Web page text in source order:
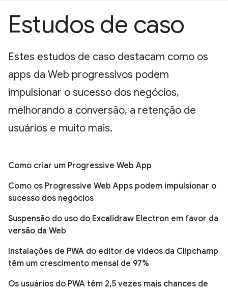
Estudos de caso
Estes estudos de caso destacam como os
apps da Web progressivos podem
impulsionar o sucesso dos negócios,
melhorando a conversão, a retenção de
usuários e muito mais.
Como criar um Progressive Web App
Como os Progressive Web Apps podem impulsionar o
sucesso dos negócios
Suspensão do uso do Excalidraw Electron em favor da
versão da Web
Instalações de PWA do editor de vídeos da Clipchamp
têm um crescimento mensal de 97%
Os usuários do PWA têm 2,5 vezes mais chances de